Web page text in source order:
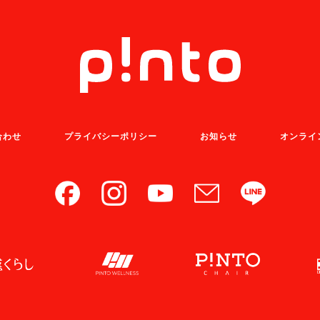
わせ プライバシーポリシー お知らせ オンライ